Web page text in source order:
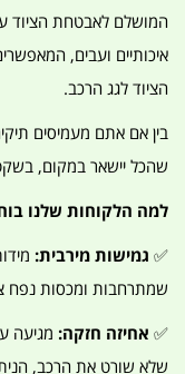
המושלם לאבטחת הציוד
איכותיים ועבים,
הציוד לגג הרכב.
בין אם אתם מעמיסים
שהכל יישאר במקום,
למה הלקוחות שלנו
✅ גמישות מירבית:
שמתרחבות ומכסות נפח
✅ אחיזה חזקה: מגיעה
שלא שורט את הרכב,